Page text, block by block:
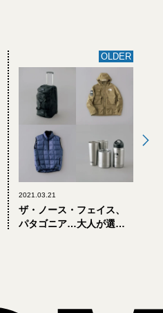
OLDER
2021.03.21
ザ・ノース・フェイス、
パタゴニア…大人が選ぶ